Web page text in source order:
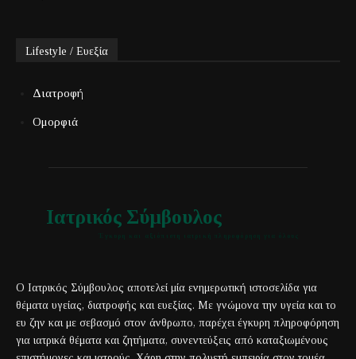
Lifestyle / Ευεξία
Διατροφή
Ομορφιά
Ιατρικός Σύμβουλος
Ο Ιατρικός Σύμβουλος αποτελεί μία ενημερωτική ιστοσελίδα για
θέματα υγείας, διατροφής και ευεξίας. Με γνώμονα την υγεία και το
ευ ζην και με σεβασμό στον άνθρωπο, παρέχει έγκυρη πληροφόρηση
για ιατρικά θέματα και ζητήματα, συνεντεύξεις από καταξιωμένους